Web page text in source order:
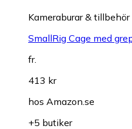
Kameraburar & tillbehör
SmallRig Cage med
fr.
413 kr
hos Amazon.se
+5 butiker